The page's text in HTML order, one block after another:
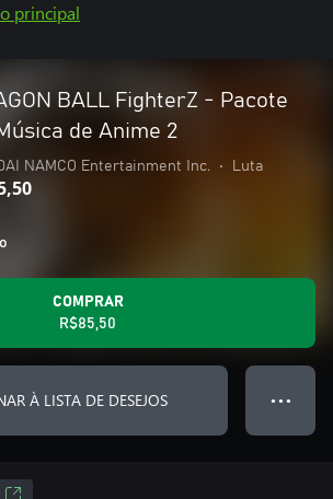
principal
BALL FighterZ - Pacote
de Anime 2
NAMCO Entertainment Inc. • Luta
COMPRAR
R$85,50
À LISTA DE DESEJOS ● ● ●